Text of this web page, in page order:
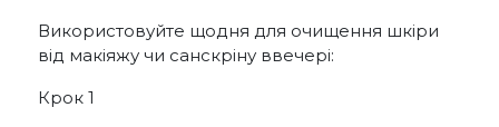
Використовуйте щодня для очищення шкіри
від макіяжу чи санскріну ввечері:
Крок 1